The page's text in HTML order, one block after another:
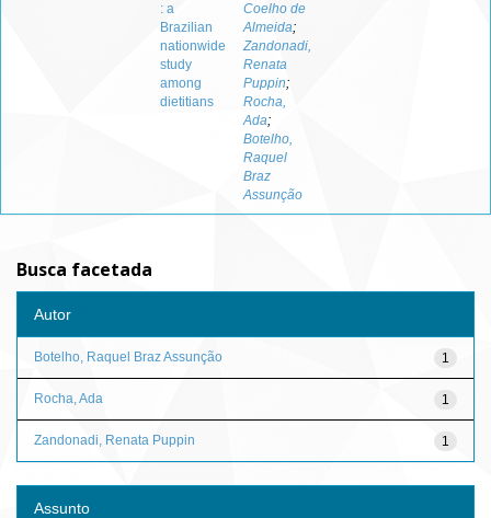
: a
Brazilian
nationwide
study
among
dietitians
Coelho de
Almeida;
Zandonadi,
Renata
Puppin;
Rocha,
Ada;
Botelho,
Raquel
Braz
Assunção
Busca facetada
Autor
1
Botelho, Raquel Braz Assunção
1
Rocha, Ada
1
Zandonadi, Renata Puppin
Assunto